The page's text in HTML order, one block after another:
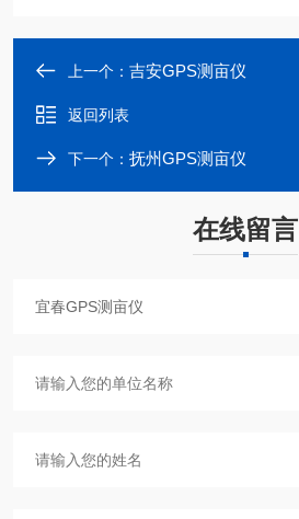
上一个： 吉安GPS测亩仪
返回列表
下一个： 抚州GPS测亩仪
在线留言